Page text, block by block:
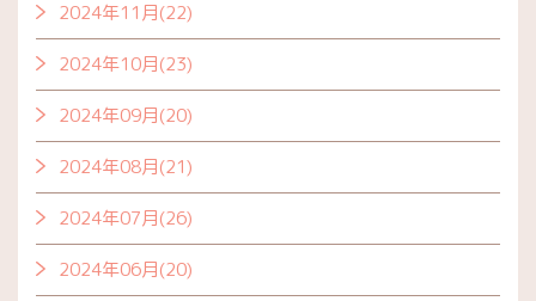
2024年11月(22)
2024年10月(23)
2024年09月(20)
2024年08月(21)
2024年07月(26)
2024年06月(20)